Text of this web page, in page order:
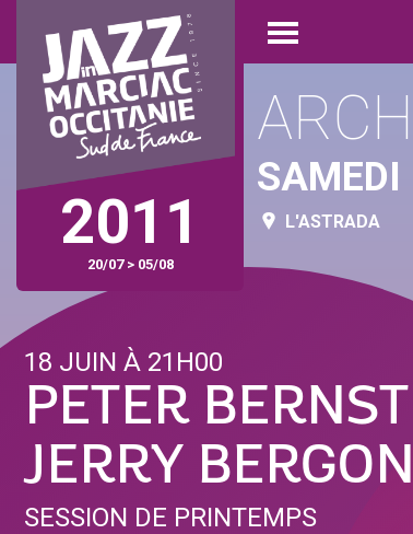
contenu
principal
Open
menu
2011
20/07 > 05/08
L'ASTRADA
18 JUIN À 21H00
PETER
JERRY
SESSION DE PRINTEMPS
Panneau de gestion des cookies